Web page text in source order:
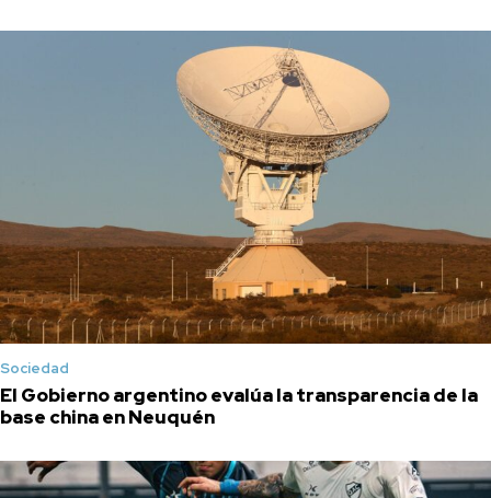
Sociedad
El Gobierno argentino evalúa la transparencia de la
base china en Neuquén